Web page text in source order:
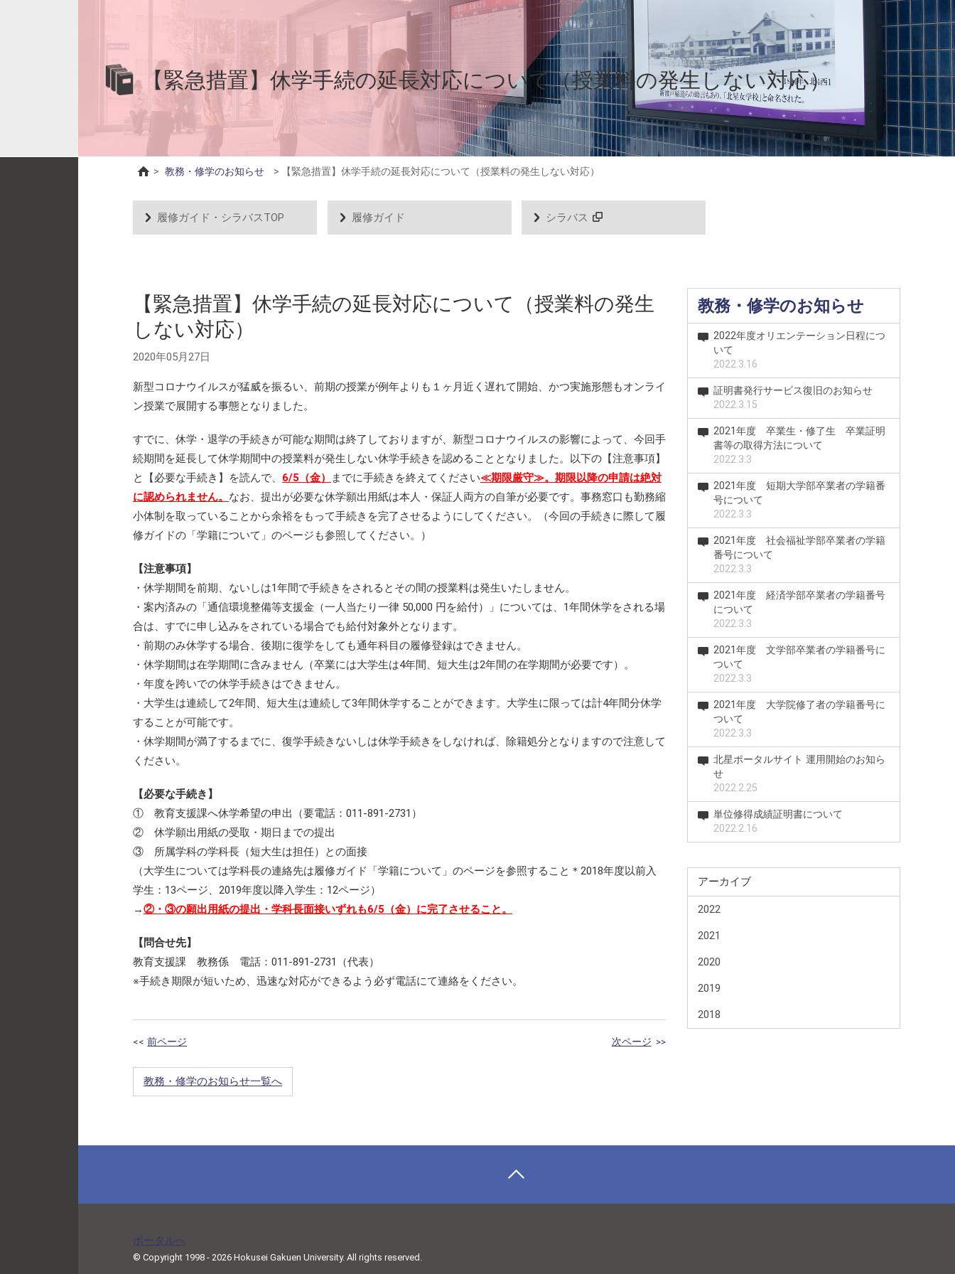
【緊急措置】休学手続の延長対応について（授業料の発生しない対応）
> 教務・修学のお知らせ > 【緊急措置】休学手続の延長対応について（授業料の発生しない対応）
履修ガイド・シラバスTOP 履修ガイド シラバス
【緊急措置】休学手続の延長対応について（授業料の発生
しない対応）
2020年05月27日
新型コロナウイルスが猛威を振るい、前期の授業が例年よりも１ヶ月近く遅れて開始、かつ実施形態もオンライ
ン授業で展開する事態となりました。
すでに、休学・退学の手続きが可能な期間は終了しておりますが、新型コロナウイルスの影響によって、今回手
続期間を延長して休学期間中の授業料が発生しない休学手続きを認めることとなりました。以下の【注意事項】
と【必要な手続き】を読んで、 6/5（金） までに手続きを終えてください≪期限厳守≫。期限以降の申請は絶対
に認められません。 なお、提出が必要な休学願出用紙は本人・保証人両方の自筆が必要です。事務窓口も勤務縮
小体制を取っていることから余裕をもって手続きを完了させるようにしてください。（今回の手続きに際して履
修ガイドの「学籍について」のページも参照してください。）
【注意事項】
・休学期間を前期、ないしは1年間で手続きをされるとその間の授業料は発生いたしません。
・案内済みの「通信環境整備等支援金（一人当たり一律 50,000 円を給付）」については、1年間休学をされる場
合は、すでに申し込みをされている場合でも給付対象外となります。
・前期のみ休学する場合、後期に復学をしても通年科目の履修登録はできません。
・休学期間は在学期間に含みません（卒業には大学生は4年間、短大生は2年間の在学期間が必要です）。
・年度を跨いでの休学手続きはできません。
・大学生は連続して2年間、短大生は連続して3年間休学することができます。大学生に限っては計4年間分休学
することが可能です。
・休学期間が満了するまでに、復学手続きないしは休学手続きをしなければ、除籍処分となりますので注意して
ください。
【必要な手続き】
① 教育支援課へ休学希望の申出（要電話：011-891-2731）
② 休学願出用紙の受取・期日までの提出
③ 所属学科の学科長（短大生は担任）との面接
（大学生については学科長の連絡先は履修ガイド「学籍について」のページを参照すること＊2018年度以前入
学生：13ページ、2019年度以降入学生：12ページ）
→②・③の願出用紙の提出・学科長面接いずれも6/5（金）に完了させること。
【問合せ先】
教育支援課 教務係 電話：011-891-2731（代表）
※手続き期限が短いため、迅速な対応ができるよう必ず電話にて連絡をください。
<< 前ページ 次ページ >>
教務・修学のお知らせ一覧へ
教務・修学のお知らせ
2022年度オリエンテーション日程につ
いて
2022.3.16
証明書発行サービス復旧のお知らせ
2022.3.15
2021年度 卒業生・修了生 卒業証明
書等の取得方法について
2022.3.3
2021年度 短期大学部卒業者の学籍番
号について
2022.3.3
2021年度 社会福祉学部卒業者の学籍
番号について
2022.3.3
2021年度 経済学部卒業者の学籍番号
について
2022.3.3
2021年度 文学部卒業者の学籍番号に
ついて
2022.3.3
2021年度 大学院修了者の学籍番号に
ついて
2022.3.3
北星ポータルサイト 運用開始のお知ら
せ
2022.2.25
単位修得成績証明書について
2022.2.16
アーカイブ
2022
2021
2020
2019
2018
ポータルへ
© Copyright 1998 - 2026 Hokusei Gakuen University. All rights reserved.